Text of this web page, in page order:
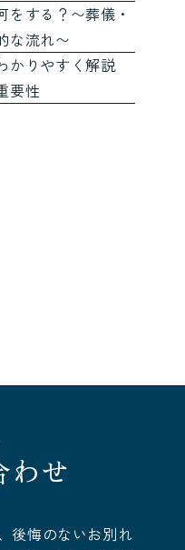
する？〜葬儀・
な流れ〜
かりやすく解説
要性
わせ
後悔のないお別れ